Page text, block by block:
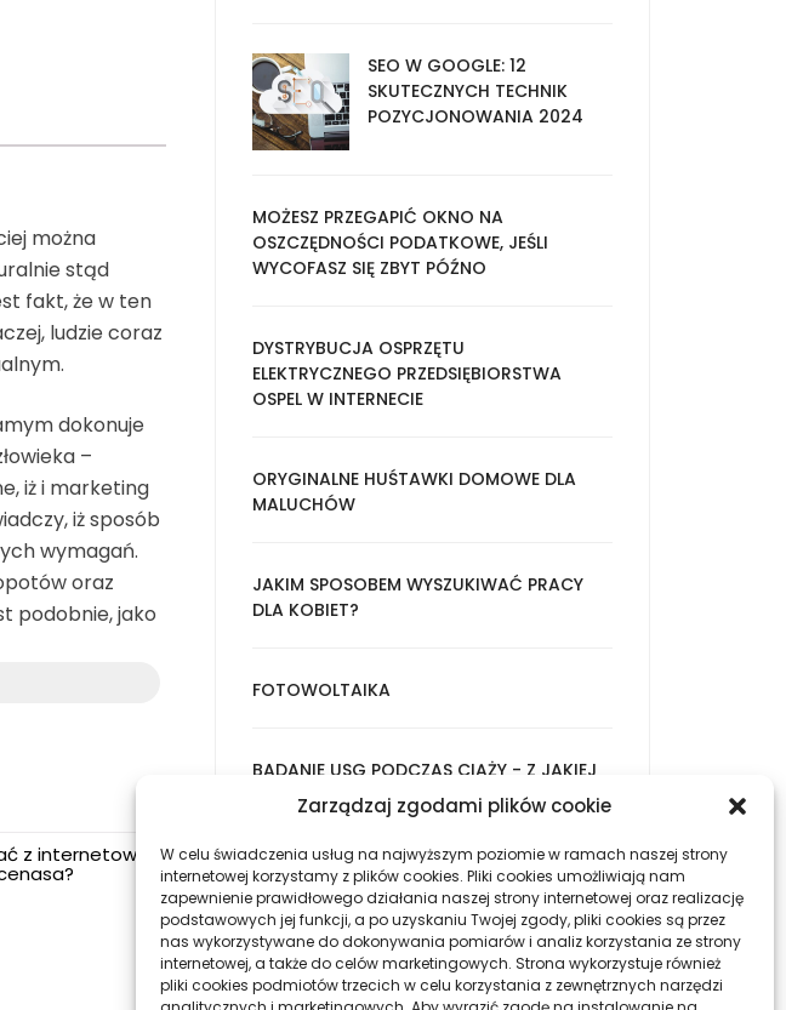
Zarządzaj zgodami plików cookie
W celu świadczenia usług na najwyższym poziomie w ramach naszej strony
internetowej korzystamy z plików cookies. Pliki cookies umożliwiają nam
zapewnienie prawidłowego działania naszej strony internetowej oraz realizację
podstawowych jej funkcji, a po uzyskaniu Twojej zgody, pliki cookies są przez
nas wykorzystywane do dokonywania pomiarów i analiz korzystania ze strony
internetowej, a także do celów marketingowych. Strona wykorzystuje również
pliki cookies podmiotów trzecich w celu korzystania z zewnętrznych narzędzi
można
stąd
fakt, że w ten
ludzie coraz
dokonuje
–
iż i marketing
iż sposób
wymagań.
oraz
podobnie, jako
z internetowej
SEO W GOOGLE: 12
SKUTECZNYCH TECHNIK
POZYCJONOWANIA 2024
MOŻESZ PRZEGAPIĆ OKNO NA
OSZCZĘDNOŚCI PODATKOWE, JEŚLI
WYCOFASZ SIĘ ZBYT PÓŹNO
DYSTRYBUCJA OSPRZĘTU
ELEKTRYCZNEGO PRZEDSIĘBIORSTWA
OSPEL W INTERNECIE
ORYGINALNE HUŚTAWKI DOMOWE DLA
MALUCHÓW
JAKIM SPOSOBEM WYSZUKIWAĆ PRACY
DLA KOBIET?
FOTOWOLTAIKA
BADANIE USG PODCZAS CIĄŻY - Z JAKIEJ
PRZYCZYNY NALEŻAŁOBY WYKONAĆ?
PLANOWANIE MIEJSC PRACY W
WIRTUALNYM BIURZE